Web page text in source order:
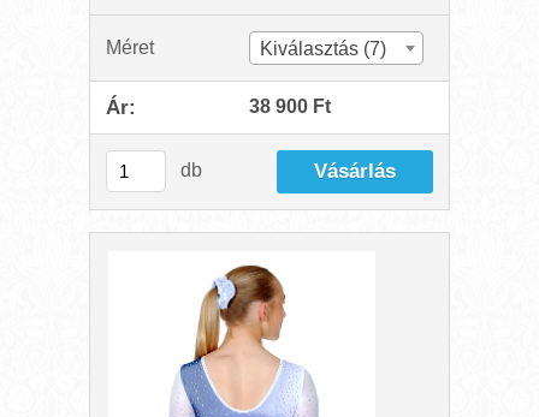
Méret Kiválasztás (7)
Ár: 38 900 Ft
db